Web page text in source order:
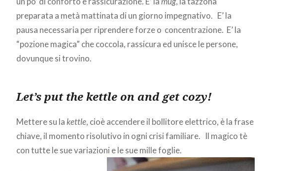
preparata a metà mattinata di un giorno impegnativo. E’ la
pausa necessaria per riprendere forze o concentrazione. E’ la
“pozione magica” che coccola, rassicura ed unisce le persone,
dovunque si trovino.
Let’s put the kettle on and get cozy!
Mettere su lakettle, cioè accendere il bollitore elettrico, è la frase
chiave, il momento risolutivo in ogni crisi familiare. Il magico tè
con tutte le sue variazioni e le sue mille foglie.